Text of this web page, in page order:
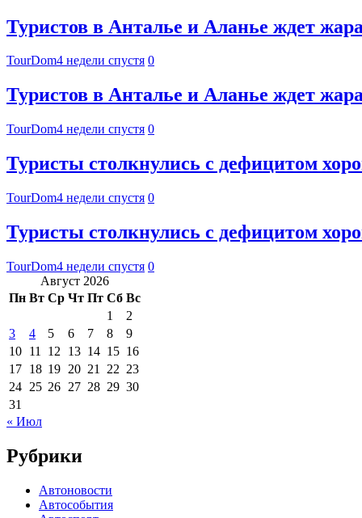
Туристов в Анталье и Аланье ждет жара
TourDom4 недели спустя 0
Туристов в Анталье и Аланье ждет жара
TourDom4 недели спустя 0
Туристы столкнулись с дефицитом
TourDom4 недели спустя 0
Туристы столкнулись с дефицитом
TourDom4 недели спустя 0
Август 2026
Пн Вт Ср Чт Пт Сб Вс
1
2
3
4 5 6 7 8
9
10 11 12 13 14 15 16
17 18 19 20 21 22 23
24 25 26 27 28 29 30
31
« Июл
Рубрики
Автоновости
Автособытия